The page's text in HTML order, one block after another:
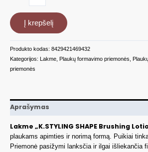
Losjonas
plaukų
formavimui
SHAPE,300
ml
LAK46943
Į krepšelį
Produkto kodas: 8429421469432
Kategorijos: Lakme Plaukų formavimo priemonės
priemonės
Aprašymas
Lakme „K.STYLING SHAPE Brushing
plaukams apimties ir norimą formą. Puikiai
Priemonė pasižymi lanksčia ir ilgai išliekančia